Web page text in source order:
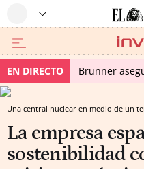
EN DIRECTO Brunner
Una central nuclear en medio de un
La empresa
sostenibilidad